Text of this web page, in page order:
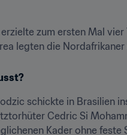
zum ersten Mal
legten die
schickte in Brasilien
Cedric Si
Kader ohne